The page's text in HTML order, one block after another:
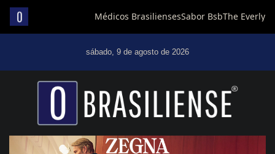
sábado, 9 de agosto de 2026
Um diário de notícias que trabalha por Brasília